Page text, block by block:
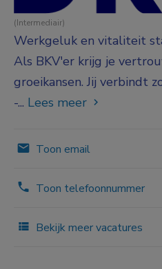
(Intermediair)
Werkgeluk en vitaliteit
Als BKV'er krijg je
groeikansen. Jij verbindt
-... Lees meer
Toon email
Toon telefoonnummer
Bekijk meer vacatures